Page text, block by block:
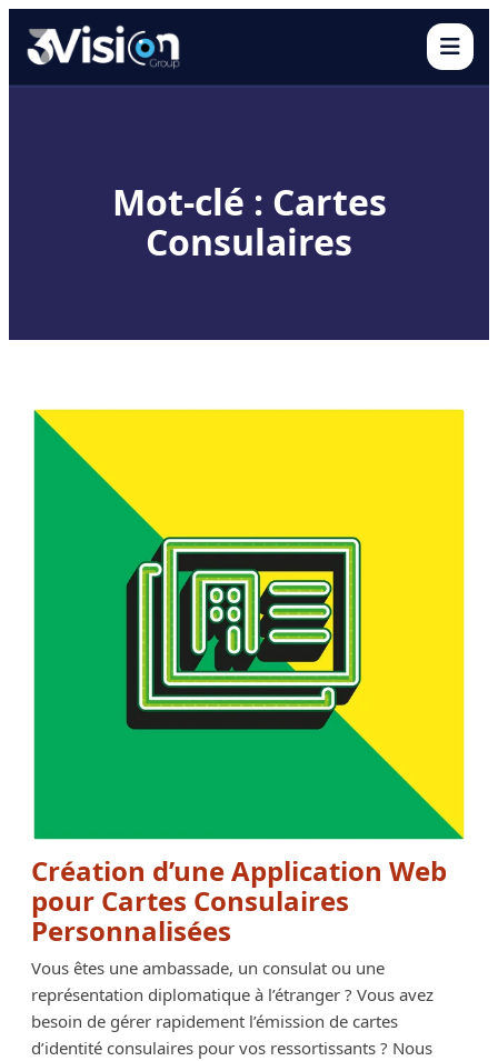
Mot-clé : Cartes
Consulaires
Création d’une Application Web
pour Cartes Consulaires
Personnalisées
Vous êtes une ambassade, un consulat ou une
représentation diplomatique à l’étranger ? Vous avez
besoin de gérer rapidement l’émission de cartes
d’identité consulaires pour vos ressortissants ? Nous